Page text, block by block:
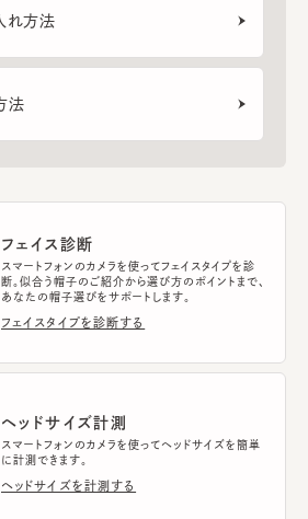
れ方法
法
フェイス診断
スマートフォンのカメラを使ってフェイスタイプを診
断。似合う帽子のご紹介から選び方のポイントまで、
あなたの帽子選びをサポートします。
フェイスタイプを診断する
ヘッドサイズ計測
スマートフォンのカメラを使ってヘッドサイズを簡単
に計測できます。
ヘッドサイズを計測する